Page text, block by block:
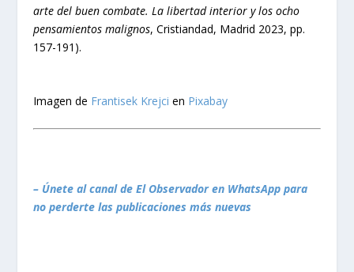
arte del buen combate. La libertad interior y los ocho
pensamientos malignos, Cristiandad, Madrid 2023, pp.
157-191).
Imagen de Frantisek Krejci en Pixabay
– Únete al canal de El Observador en WhatsApp para
no perderte las publicaciones más nuevas